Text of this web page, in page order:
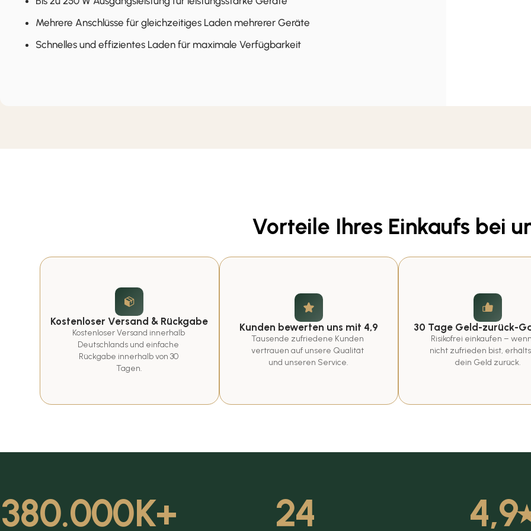
Mehrere Anschlüsse für gleichzeitiges Laden mehrerer Geräte
Schnelles und effizientes Laden für maximale Verfügbarkeit
Vorteile Ihres Einkaufs bei
Kostenloser Versand & Rückgabe
Kostenloser Versand innerhalb
Deutschlands und einfache
Rückgabe innerhalb von 30
Tagen.
Kunden bewerten uns mit 4,9
Tausende zufriedene Kunden
vertrauen auf unsere Qualität
und unseren Service.
30 Tage Geld-zurück-
Risikofrei einkaufen –
nicht zufrieden bist,
dein Geld zurück.
380.000K+ 24 4,9